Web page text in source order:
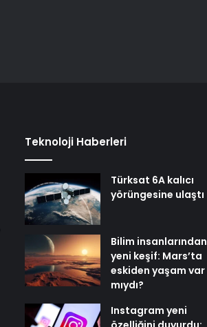
Teknoloji Haberleri
Türksat 6A kalıcı
yörüngesine ulaştı
Bilim insanlarından
yeni keşif: Mars’ta
eskiden yaşam var
mıydı?
Instagram yeni